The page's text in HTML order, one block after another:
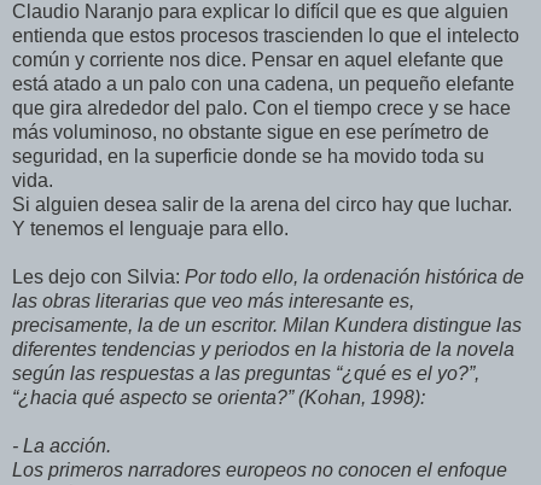
Claudio Naranjo para explicar lo difícil que es que alguien
entienda que estos procesos trascienden lo que el intelecto
común y corriente nos dice. Pensar en aquel elefante que
está atado a un palo con una cadena, un pequeño elefante
que gira alrededor del palo. Con el tiempo crece y se hace
más voluminoso, no obstante sigue en ese perímetro de
seguridad, en la superficie donde se ha movido toda su
vida.
Si alguien desea salir de la arena del circo hay que luchar.
Y tenemos el lenguaje para ello.
Les dejo con Silvia: Por todo ello, la ordenación histórica de
las obras literarias que veo más interesante es,
precisamente, la de un escritor. Milan Kundera distingue las
diferentes tendencias y periodos en la historia de la novela
según las respuestas a las preguntas “¿qué es el yo?”,
“¿hacia qué aspecto se orienta?” (Kohan, 1998):
- La acción.
Los primeros narradores europeos no conocen el enfoque